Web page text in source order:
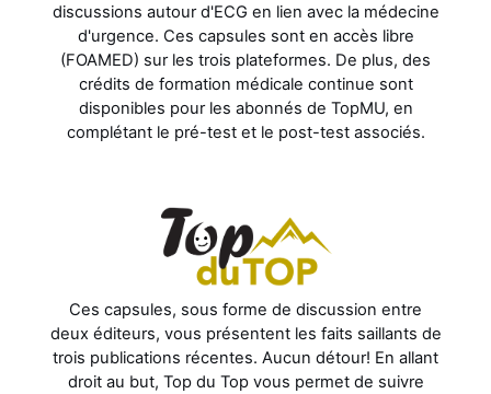
discussions autour d'ECG en lien avec la médecine
d'urgence. Ces capsules sont en accès libre
(FOAMED) sur les trois plateformes. De plus, des
crédits de formation médicale continue sont
disponibles pour les abonnés de TopMU, en
complétant le pré-test et le post-test associés.
Ces capsules, sous forme de discussion entre
deux éditeurs, vous présentent les faits saillants de
trois publications récentes. Aucun détour! En allant
droit au but, Top du Top vous permet de suivre